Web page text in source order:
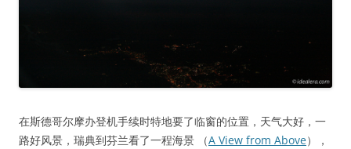
在斯德哥尔摩办登机手续时特地要了临窗的位置，天气大好，一
路好风景，瑞典到芬兰看了一程海景 （A View from Above），